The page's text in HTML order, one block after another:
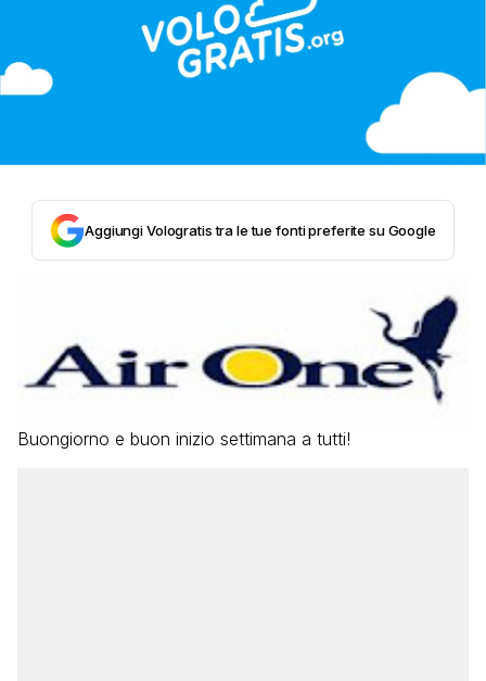
Aggiungi Vologratis tra le tue fonti preferite su Google
Buongiorno e buon inizio settimana a tutti!